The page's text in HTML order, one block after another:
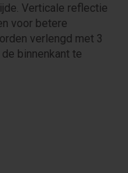
Verticale reflectie
voor betere
verlengd met 3
binnenkant te